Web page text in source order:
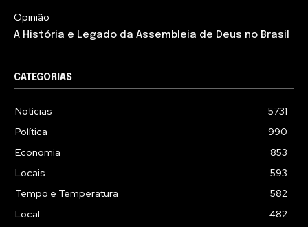
Opinião
A História e Legado da Assembleia de Deus no Brasil
CATEGORIAS
Notícias
5731
Política
990
Economia
853
Locais
593
Tempo e Temperatura
582
Local
482